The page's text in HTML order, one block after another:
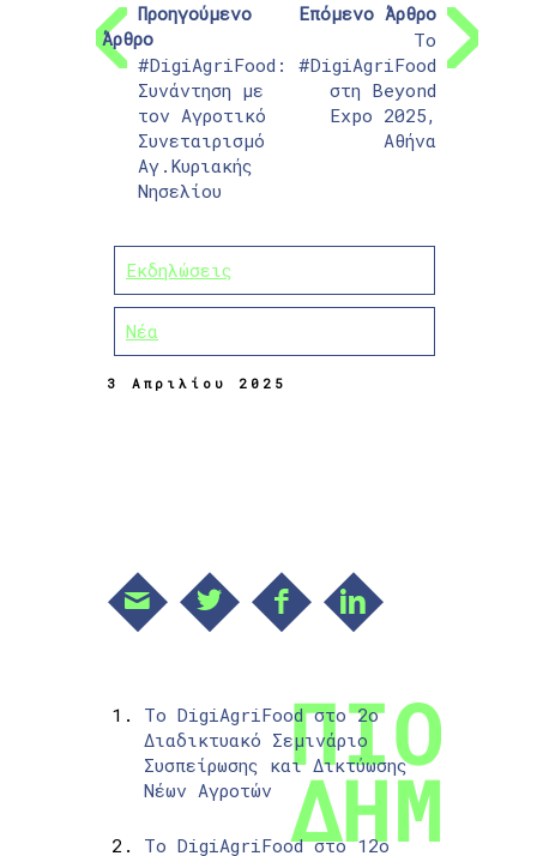
Προηγούμενο
Άρθρο
#DigiAgriFood:
Συνάντηση με
τον Αγροτικό
Συνεταιρισμό
Αγ.Κυριακής
Νησελίου
Επόμενο Άρθρο
Το
#DigiAgriFood
στη Beyond
Expo 2025,
Αθήνα
Εκδηλώσεις
Νέα
3 Απριλίου 2025
Το DigiAgriFood στο 2ο
Διαδικτυακό Σεμινάριο
Συσπείρωσης και Δικτύωσης
Νέων Αγροτών
Το DigiAgriFood στο 12ο